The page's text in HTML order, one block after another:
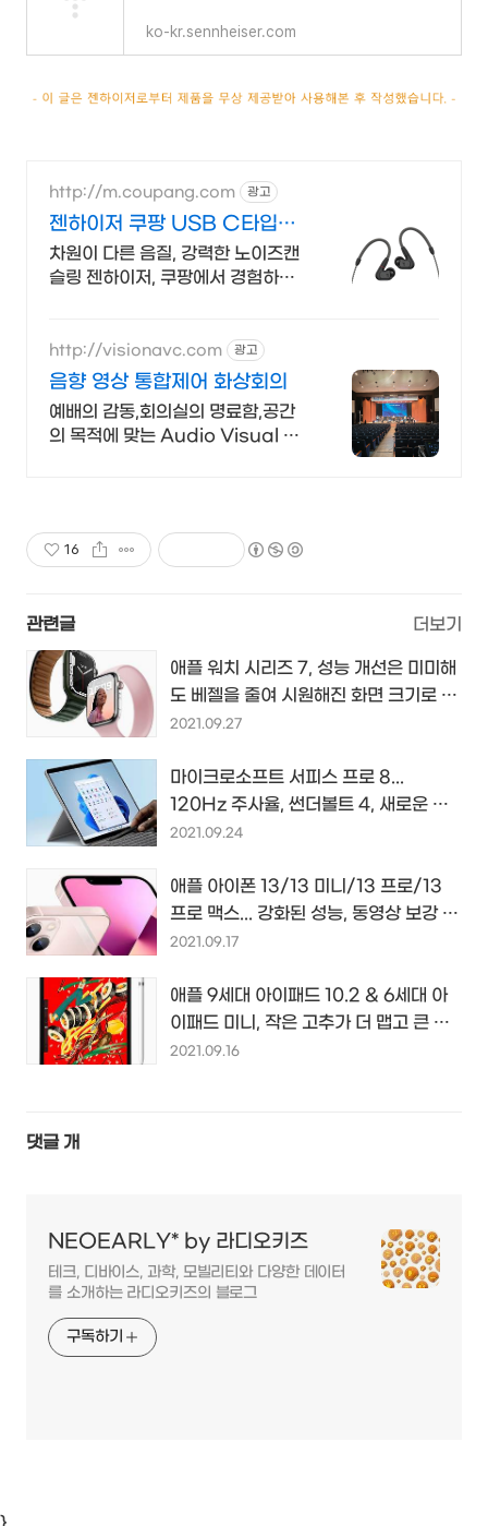
ko-kr.sennheiser.com
http://m.coupang.com 광고
젠하이저 쿠팡 USB C타입으
로 빠르게
차원이 다른 음질, 강력한 노이즈캔
슬링 젠하이저, 쿠팡에서 경험하세
http://visionavc.com 광고
음향 영상 통합제어 화상회의
예배의 감동,회의실의 명료함,공간
의 목적에 맞는 Audio Visual 설
16
관련글 더보기
애플 워치 시리즈 7, 성능 개선은 미미해
도 베젤을 줄여 시원해진 화면 크기로 다
가갈 애플의 새 스마트 워치...
2021.09.27
마이크로소프트 서피스 프로 8...
120Hz 주사율, 썬더볼트 4, 새로운 펜
과 키보드 등으로 업그레이드하다...
2021.09.24
애플 아이폰 13/13 미니/13 프로/13
프로 맥스... 강화된 성능, 동영상 보강 카
메라와 함께 아이폰 귀환하다...
2021.09.17
애플 9세대 아이패드 10.2 & 6세대 아
이패드 미니, 작은 고추가 더 맵고 큰 녀
석은 착한 가성비를 탑재하다...
2021.09.16
댓글 개
NEOEARLY* by 라디오키즈
테크, 디바이스, 과학, 모빌리티와 다양한 데이터
를 소개하는 라디오키즈의 블로그
구독하기